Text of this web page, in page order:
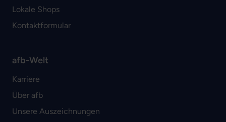
Lokale Shops
Kontaktformular
afb-Welt
Karriere
Über afb
Unsere Auszeichnungen